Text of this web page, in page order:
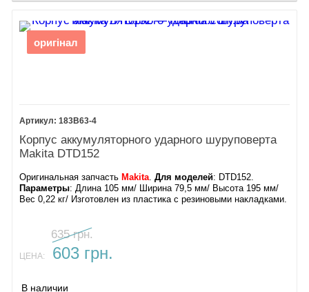
оригінал
183B63-4
Корпус аккумуляторного ударного шуруповерта
Makita DTD152
Оригинальная запчасть Makita .Для моделей: DTD152.
Параметры: Длина 105 мм/ Ширина 79,5 мм/ Высота 195 мм/
Вес 0,22 кг/ Изготовлен из пластика с резиновыми накладками.
635 грн.
ЦЕНА: 603 грн.
В наличии